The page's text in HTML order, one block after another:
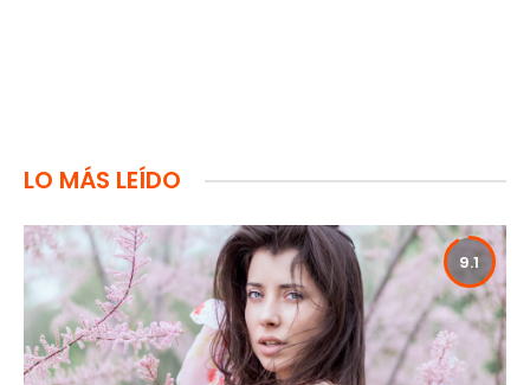
LO MÁS LEÍDO
9.1